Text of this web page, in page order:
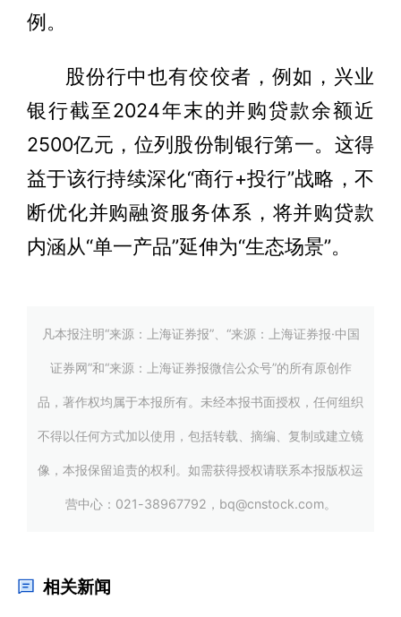
例。
股份行中也有佼佼者，例如，兴业
银行截至2024年末的并购贷款余额近
2500亿元，位列股份制银行第一。这得
益于该行持续深化“商行+投行”战略，不
断优化并购融资服务体系，将并购贷款
内涵从“单一产品”延伸为“生态场景”。
凡本报注明“来源：上海证券报”、“来源：上海证券报·中国
证券网”和“来源：上海证券报微信公众号”的所有原创作
品，著作权均属于本报所有。未经本报书面授权，任何组织
不得以任何方式加以使用，包括转载、摘编、复制或建立镜
像，本报保留追责的权利。如需获得授权请联系本报版权运
营中心：021-38967792，bq@cnstock.com。
相关新闻